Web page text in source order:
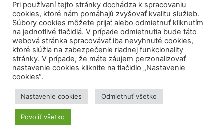
Mediálni partneri
Pri používaní tejto stránky dochádza k spracovaniu
cookies, ktoré nám pomáhajú zvyšovať kvalitu služieb.
Súbory cookies môžete prijať alebo odmietnuť kliknutím
na jednotlivé tlačidlá. V prípade odmietnutia bude táto
webová stránka spracovávať iba nevyhnuté cookies,
ktoré slúžia na zabezpečenie riadnej funkcionality
stránky. V prípade, že máte záujem perzonalizovať
nastavenie cookies kliknite na tlačidlo „Nastavenie
cookies“.
Nastavenie cookies Odmietnuť všetko
Povoliť všetko